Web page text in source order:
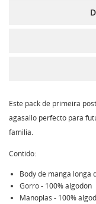
Este pack de primeira
agasallo perfecto para
familia.
Contido:
Body de manga longa
Gorro - 100% algodón
Manoplas - 100%